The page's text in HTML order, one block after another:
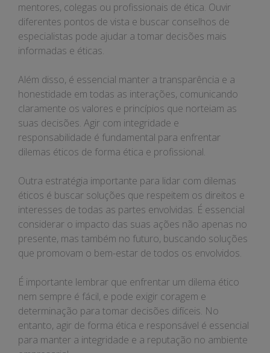
mentores, colegas ou profissionais de ética. Ouvir
diferentes pontos de vista e buscar conselhos de
especialistas pode ajudar a tomar decisões mais
informadas e éticas.
Além disso, é essencial manter a transparência e a
honestidade em todas as interações, comunicando
claramente os valores e princípios que norteiam as
suas decisões. Agir com integridade e
responsabilidade é fundamental para enfrentar
dilemas éticos de forma ética e profissional.
Outra estratégia importante para lidar com dilemas
éticos é buscar soluções que respeitem os direitos e
interesses de todas as partes envolvidas. É essencial
considerar o impacto das suas ações não apenas no
presente, mas também no futuro, buscando soluções
que promovam o bem-estar de todos os envolvidos.
É importante lembrar que enfrentar um dilema ético
nem sempre é fácil, e pode exigir coragem e
determinação para tomar decisões difíceis. No
entanto, agir de forma ética e responsável é essencial
para manter a integridade e a reputação no ambiente